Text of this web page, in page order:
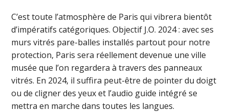
C’est toute l’atmosphère de Paris qui vibrera bientôt
d’impératifs catégoriques. Objectif J.O. 2024 : avec ses
murs vitrés pare-balles installés partout pour notre
protection, Paris sera réellement devenue une ville
musée que l’on regardera à travers des panneaux
vitrés. En 2024, il suffira peut-être de pointer du doigt
ou de cligner des yeux et l’audio guide intégré se
mettra en marche dans toutes les langues.